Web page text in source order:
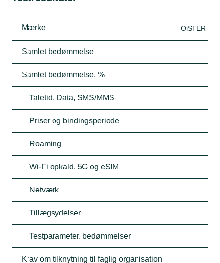
Mærke OiSTER
Samlet bedømmelse
Samlet bedømmelse, %
Taletid, Data, SMS/MMS
Priser og bindingsperiode
Roaming
Wi-Fi opkald, 5G og eSIM
Netværk
Tillægsydelser
Testparameter, bedømmelser
Krav om tilknytning til faglig organisation